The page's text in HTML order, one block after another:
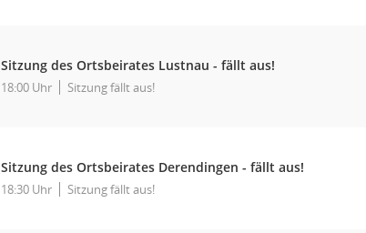
Sitzung des Ortsbeirates Lustnau - fällt aus!
18:00 Uhr Sitzung fällt aus!
Sitzung des Ortsbeirates Derendingen - fällt aus!
18:30 Uhr Sitzung fällt aus!